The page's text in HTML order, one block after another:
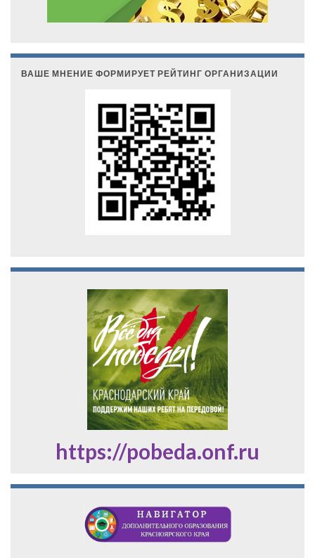
ВАШЕ МНЕНИЕ ФОРМИРУЕТ РЕЙТИНГ ОРГАНИЗАЦИИ
https://pobeda.onf.ru